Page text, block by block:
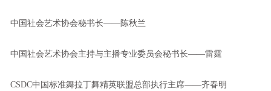
中国社会艺术协会秘书长——陈秋兰
中国社会艺术协会主持与主播专业委员会秘书长——雷霆
CSDC中国标准舞拉丁舞精英联盟总部执行主席——齐春明